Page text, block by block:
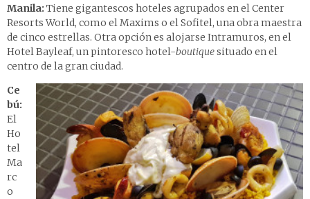
Manila: Tiene gigantescos hoteles agrupados en el Center
Resorts World, como elMaxims o elSofitel, una obra maestra
de cinco estrellas. Otra opción es alojarse Intramuros, en el
Hotel Bayleaf, un pintoresco hotel-boutiquesituado en el
centro de la gran ciudad.
Ce
bú:
El
Ho
tel
Ma
rc
o